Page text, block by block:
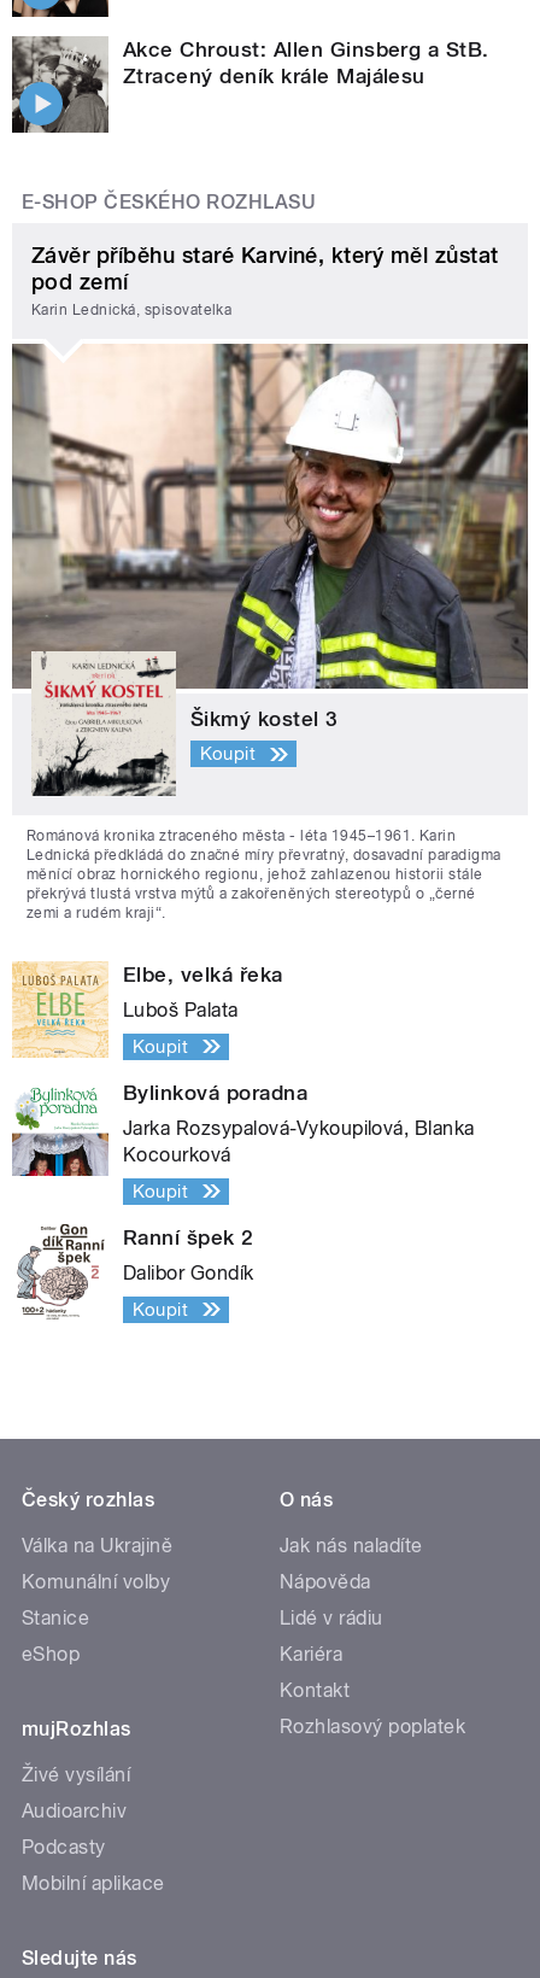
Akce Chroust: Allen Ginsberg a StB.
Ztracený deník krále Majálesu
E-SHOP ČESKÉHO ROZHLASU
Závěr příběhu staré Karviné, který měl zůstat
pod zemí
Karin Lednická, spisovatelka
Šikmý kostel 3
Koupit
Románová kronika ztraceného města - léta 1945–1961. Karin
Lednická předkládá do značné míry převratný, dosavadní paradigma
měnící obraz hornického regionu, jehož zahlazenou historii stále
překrývá tlustá vrstva mýtů a zakořeněných stereotypů o „černé
zemi a rudém kraji“.
Elbe, velká řeka
Luboš Palata
Koupit
Bylinková poradna
Jarka Rozsypalová-Vykoupilová, Blanka
Kocourková
Koupit
Ranní špek 2
Dalibor Gondík
Koupit
Český rozhlas
Válka na Ukrajině
Komunální volby
Stanice
eShop
mujRozhlas
Živé vysílání
Audioarchiv
Podcasty
Mobilní aplikace
O nás
Jak nás naladíte
Nápověda
Lidé v rádiu
Kariéra
Kontakt
Rozhlasový poplatek
Sledujte nás